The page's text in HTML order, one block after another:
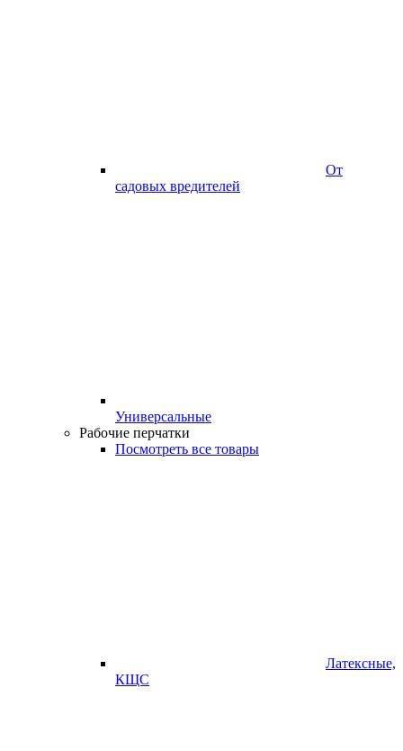
От
садовых вредителей
Универсальные
Рабочие перчатки
Посмотреть все товары
Латексные,
КЩС